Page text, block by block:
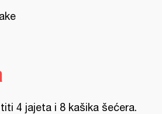
4 jajeta i 8 kašika šećera.